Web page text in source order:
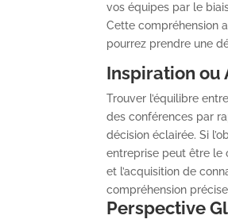
vos équipes par le
Cette compréhension
pourrez prendre une
Inspiration ou
Trouver l’équilibre
des conférences par
décision éclairée. Si
entreprise peut être le
et l’acquisition de
compréhension
Perspective